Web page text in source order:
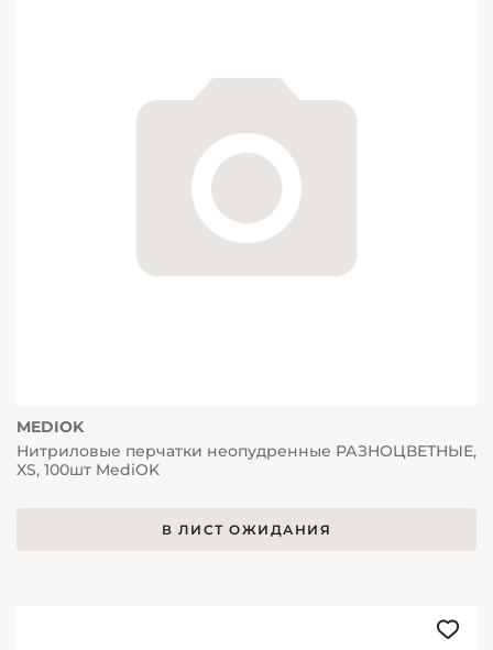
MEDIOK
Нитриловые перчатки неопудренные РАЗНОЦВЕТНЫЕ,
XS, 100шт MediOK
В ЛИСТ ОЖИДАНИЯ